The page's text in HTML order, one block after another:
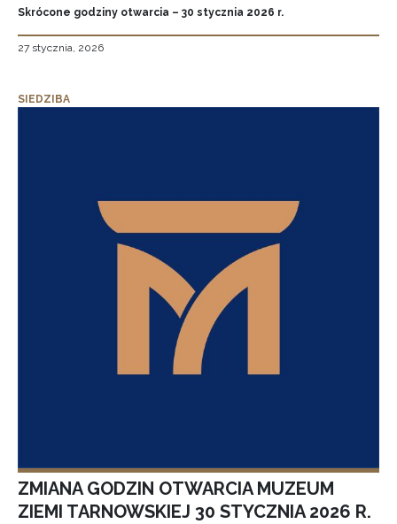
Skrócone godziny otwarcia – 30 stycznia 2026 r.
27 stycznia, 2026
SIEDZIBA
ZMIANA GODZIN OTWARCIA MUZEUM
ZIEMI TARNOWSKIEJ 30 STYCZNIA 2026 R.